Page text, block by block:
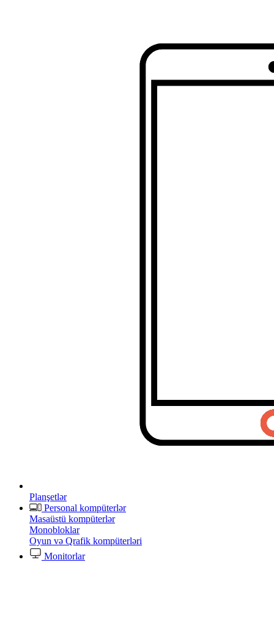
Planşetlər
Personal kompüterlər
Masaüstü kompüterlər
Monobloklar
Oyun və Qrafik kompüterləri
Monitorlar